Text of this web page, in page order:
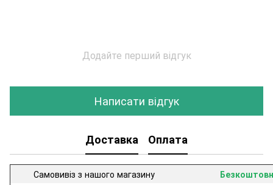
Додайте перший відгук
Написати відгук
Доставка Оплата
Самовивіз з нашого магазину